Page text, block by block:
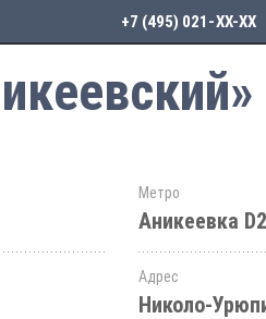
+7 (495) 021-41-76
Метро
Аникеевка D2
Адрес
Николо-